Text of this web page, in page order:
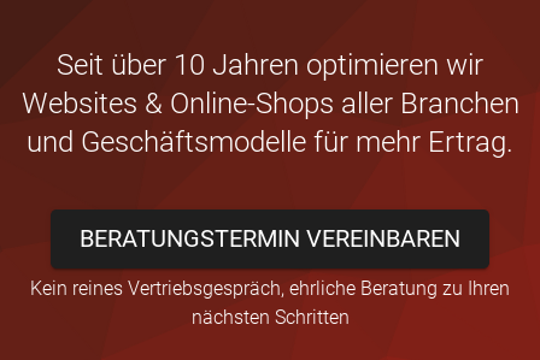
Seit über 10 Jahren optimieren wir
Websites & Online-Shops aller Branchen
und Geschäftsmodelle für mehr Ertrag.
BERATUNGSTERMIN VEREINBAREN
Kein reines Vertriebsgespräch, ehrliche Beratung zu Ihren
nächsten Schritten